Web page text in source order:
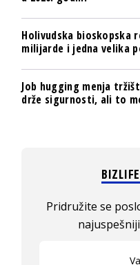
Holivudska bioskopska
milijarde i jedna velika
Job hugging menja
drže sigurnosti, ali to
Pridružite se